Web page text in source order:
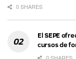
0 SHARES
El SEPE
cursos de